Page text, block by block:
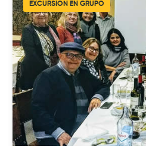
EXCURSION EN GRUPO